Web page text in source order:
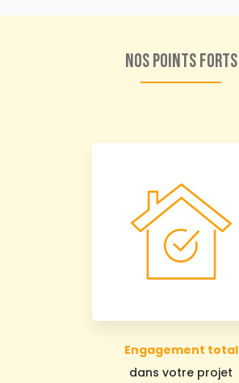
Nos points forts
Engagement total
dans votre projet